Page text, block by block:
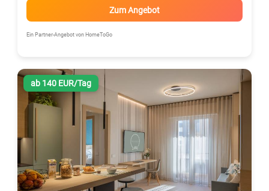
Zum Angebot
Ein Partner-Angebot von HomeToGo
ab 140 EUR/Tag